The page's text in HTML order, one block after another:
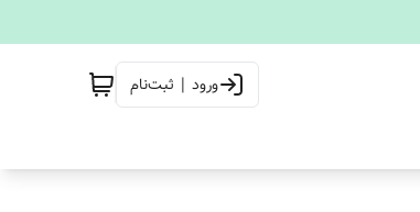
ورود | ثبت‌نام